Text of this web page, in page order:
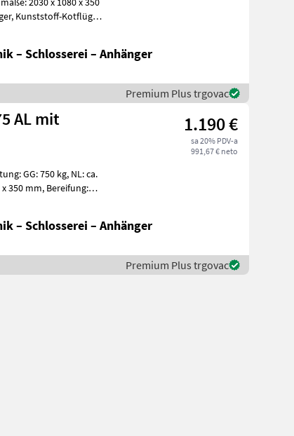
– Schlosserei – Anhänger
Premium Plus trgovac
AL mit
1.190 €
sa 20% PDV-a
991,67 € neto
– Schlosserei – Anhänger
Premium Plus trgovac